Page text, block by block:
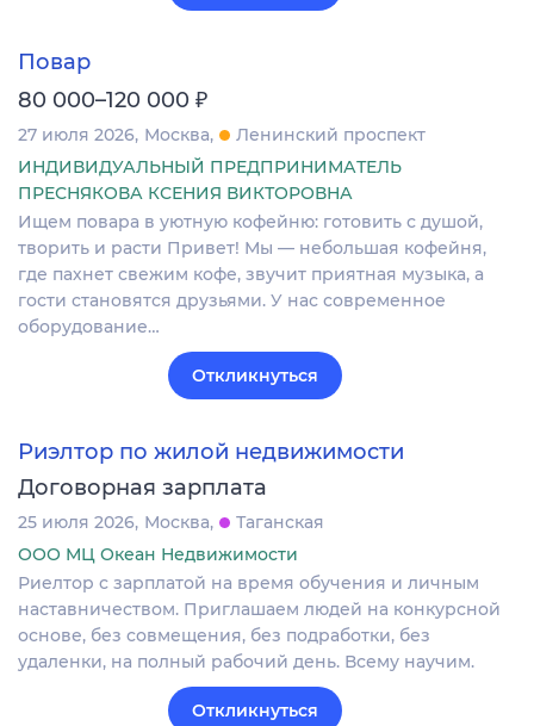
Повар
80 000–120 000 ₽
27 июля 2026 Москва
Ленинский проспект
ИНДИВИДУАЛЬНЫЙ ПРЕДПРИНИМАТЕЛЬ
ПРЕСНЯКОВА КСЕНИЯ ВИКТОРОВНА
Ищем повара в уютную кофейню: готовить с душой,
творить и расти Привет! Мы — небольшая кофейня,
где пахнет свежим кофе, звучит приятная музыка, а
гости становятся друзьями. У нас современное
оборудование…
Откликнуться
Риэлтор по жилой недвижимости
Договорная зарплата
25 июля 2026 Москва
Таганская
ООО МЦ Океан Недвижимости
Риелтор с зарплатой на время обучения и личным
наставничеством. Приглашаем людей на конкурсной
основе, без совмещения, без подработки, без
удаленки, на полный рабочий день. Всему научим.
Откликнуться